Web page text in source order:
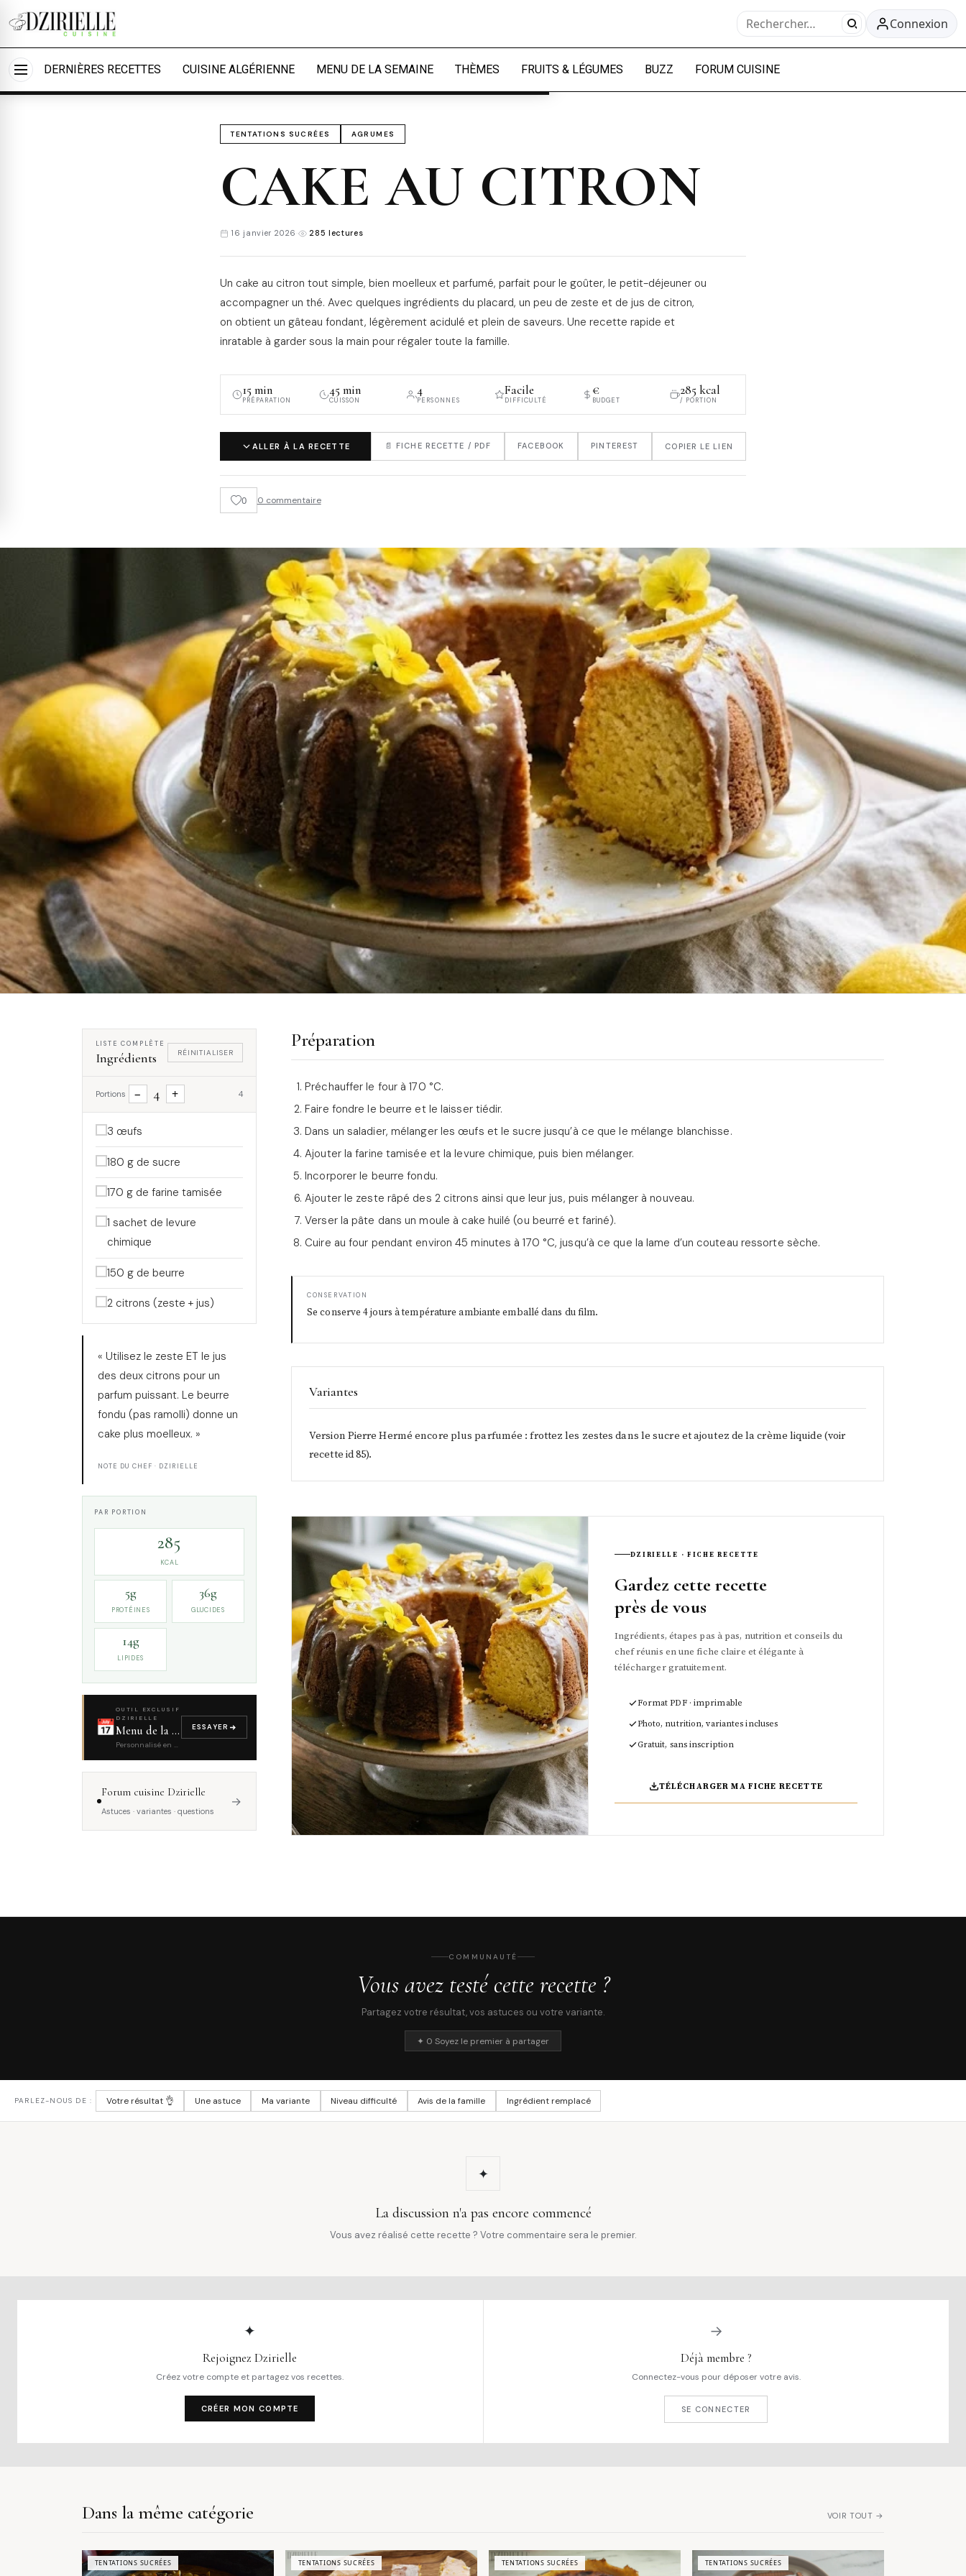
Nous utilisons des cookies pour améliorer votre expérience et mesurer l'audience.
Accepter tout
Personnaliser
Connexion
DERNIÈRES RECETTES CUISINE ALGÉRIENNE MENU DE LA SEMAINE THÈMES FRUITS & LÉGUMES BUZZ FORUM CUISINE
Accueil Cuisine
TENTATIONS SUCRÉES AGRUMES
CAKE AU CITRON
16 janvier 2026 285 lectures
Un cake au citron tout simple, bien moelleux et parfumé, parfait pour le goûter, le petit-déjeuner ou
accompagner un thé. Avec quelques ingrédients du placard, un peu de zeste et de jus de citron,
on obtient un gâteau fondant, légèrement acidulé et plein de saveurs. Une recette rapide et
inratable à garder sous la main pour régaler toute la famille.
15 min
PRÉPARATION
45 min
CUISSON
4
PERSONNES
Facile
DIFFICULTÉ
€
BUDGET
285 kcal
/ PORTION
ALLER À LA RECETTE 📄 FICHE RECETTE / PDF FACEBOOK PINTEREST COPIER LE LIEN
0 0 commentaire
« Utilisez le zeste ET le jus
des deux citrons pour un
parfum puissant. Le beurre
fondu (pas ramolli) donne un
cake plus moelleux. »
NOTE DU CHEF · DZIRIELLE
PAR PORTION
285
KCAL
5g
PROTÉINES
36g
GLUCIDES
14g
LIPIDES
LISTE COMPLÈTE
Ingrédients RÉINITIALISER
Portions − 4 + 4
3 œufs
180 g de sucre
170 g de farine tamisée
1 sachet de levure
chimique
150 g de beurre
2 citrons (zeste + jus)
📅
OUTIL EXCLUSIF
DZIRIELLE
Menu de la semaine
Personnalisé en 4 questions
ESSAYER
Forum cuisine Dzirielle
Astuces · variantes · questions
→
Préparation
Préchauffer le four à 170 °C.
Faire fondre le beurre et le laisser tiédir.
Dans un saladier, mélanger les œufs et le sucre jusqu’à ce que le mélange blanchisse.
Ajouter la farine tamisée et la levure chimique, puis bien mélanger.
Incorporer le beurre fondu.
Ajouter le zeste râpé des 2 citrons ainsi que leur jus, puis mélanger à nouveau.
Verser la pâte dans un moule à cake huilé (ou beurré et fariné).
Cuire au four pendant environ 45 minutes à 170 °C, jusqu’à ce que la lame d’un couteau ressorte sèche.
CONSERVATION
Se conserve 4 jours à température ambiante emballé dans du film.
Variantes
Version Pierre Hermé encore plus parfumée : frottez les zestes dans le sucre et ajoutez de la crème liquide (voir
recette id 85).
DZIRIELLE · FICHE RECETTE
Gardez cette recette
près de vous
Ingrédients, étapes pas à pas, nutrition et conseils du
chef réunis en une fiche claire et élégante à
télécharger gratuitement.
Format PDF · imprimable
Photo, nutrition, variantes incluses
Gratuit, sans inscription
TÉLÉCHARGER MA FICHE RECETTE
COMMUNAUTÉ
Vous avez testé cette recette ?
Partagez votre résultat, vos astuces ou votre variante.
✦ 0 Soyez le premier à partager
PARLEZ-NOUS DE : Votre résultat 👌 Une astuce Ma variante Niveau difficulté Avis de la famille Ingrédient remplacé
✦
La discussion n'a pas encore commencé
Vous avez réalisé cette recette ? Votre commentaire sera le premier.
✦
Rejoignez Dzirielle
Créez votre compte et partagez vos recettes.
CRÉER MON COMPTE
→
Déjà membre ?
Connectez-vous pour déposer votre avis.
SE CONNECTER
Dans la même catégorie VOIR TOUT →
TENTATIONS SUCRÉES TENTATIONS SUCRÉES TENTATIONS SUCRÉES TENTATIONS SUCRÉES